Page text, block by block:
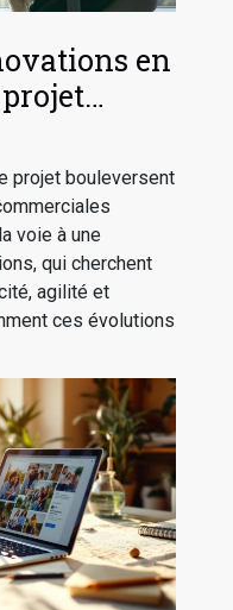
en
les
?
projet bouleversent
voie à une
qui cherchent
agilité et
ces évolutions